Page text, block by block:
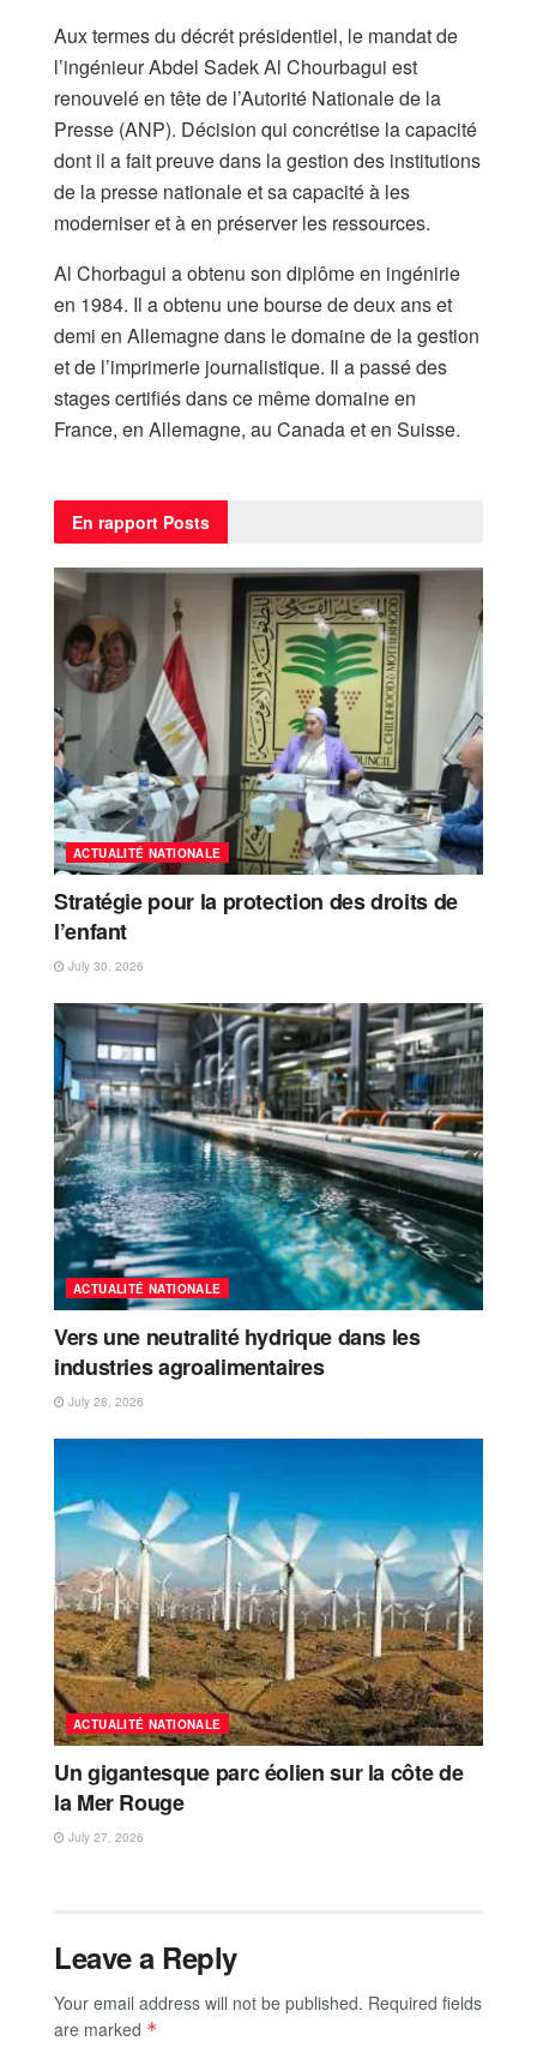
Aux termes du décrét présidentiel, le mandat de
l’ingénieur Abdel Sadek Al Chourbagui est
renouvelé en tête de l’Autorité Nationale de la
Presse (ANP). Décision qui concrétise la capacité
dont il a fait preuve dans la gestion des institutions
de la presse nationale et sa capacité à les
moderniser et à en préserver les ressources.
Al Chorbagui a obtenu son diplôme en ingénirie
en 1984. Il a obtenu une bourse de deux ans et
demi en Allemagne dans le domaine de la gestion
et de l’imprimerie journalistique. Il a passé des
stages certifiés dans ce même domaine en
France, en Allemagne, au Canada et en Suisse.
En rapport Posts
ACTUALITÉ NATIONALE
Stratégie pour la protection des droits de
l’enfant
July 30, 2026
ACTUALITÉ NATIONALE
Vers une neutralité hydrique dans les
industries agroalimentaires
July 28, 2026
ACTUALITÉ NATIONALE
Un gigantesque parc éolien sur la côte de
la Mer Rouge
July 27, 2026
Leave a Reply
Your email address will not be published. Required fields
are marked *